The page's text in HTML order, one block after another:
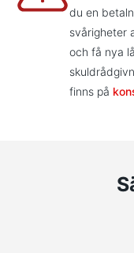
du en
svårigheter
och få nya
finns på